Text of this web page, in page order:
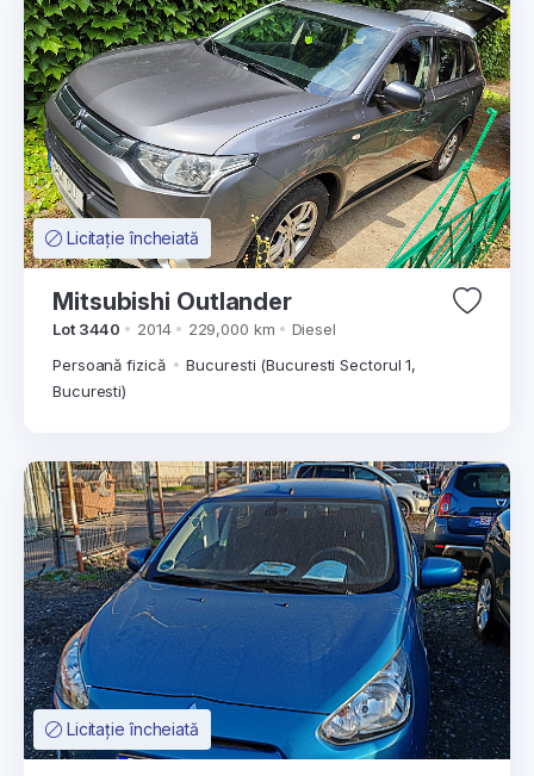
Licitație încheiată
Mitsubishi Outlander
Lot 3440 2014 229,000 km
Diesel
Persoană fizică
Bucuresti (Bucuresti Sectorul 1,
Bucuresti)
Licitație încheiată